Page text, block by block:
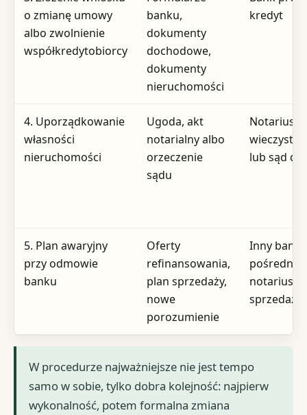
o zmianę umowy
albo zwolnienie
współkredytobiorcy
banku,
dokumenty
dochodowe,
dokumenty
nieruchomości
kredyt
4. Uporządkowanie
własności
nieruchomości
Ugoda, akt
notarialny albo
orzeczenie
sądu
Notariusz,
lub sąd
5. Plan awaryjny
przy odmowie
banku
Oferty
refinansowania,
plan sprzedaży,
nowe
porozumienie
Inny bank,
pośrednik,
notariusz,
sprzedaży
W procedurze najważniejsze nie jest tempo
samo w sobie, tylko dobra kolejność: najpierw
wykonalność, potem formalna zmiana